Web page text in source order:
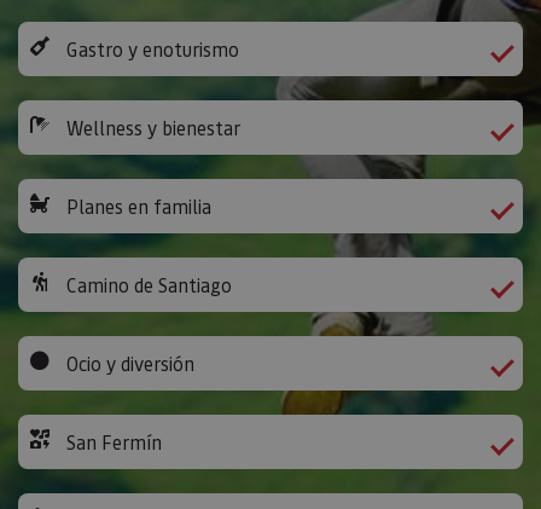
Gastro y enoturismo
Wellness y bienestar
Planes en familia
Camino de Santiago
Ocio y diversión
San Fermín